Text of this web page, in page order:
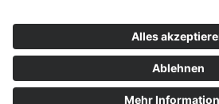
Datenschutz|Login